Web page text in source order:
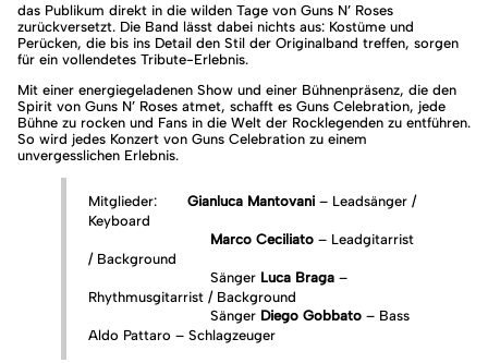
das Publikum direkt in die wilden Tage von Guns N’ Roses
zurückversetzt. Die Band lässt dabei nichts aus: Kostüme und
Perücken, die bis ins Detail den Stil der Originalband treffen, sorgen
für ein vollendetes Tribute-Erlebnis.
Mit einer energiegeladenen Show und einer Bühnenpräsenz, die den
Spirit von Guns N’ Roses atmet, schafft es Guns Celebration, jede
Bühne zu rocken und Fans in die Welt der Rocklegenden zu entführen.
So wird jedes Konzert von Guns Celebration zu einem
unvergesslichen Erlebnis.
Mitglieder: Gianluca Mantovani – Leadsänger /
Keyboard
Marco Ceciliato – Leadgitarrist
/ Background
Sänger Luca Braga –
Rhythmusgitarrist / Background
Sänger Diego Gobbato – Bass
Aldo Pattaro – Schlagzeuger